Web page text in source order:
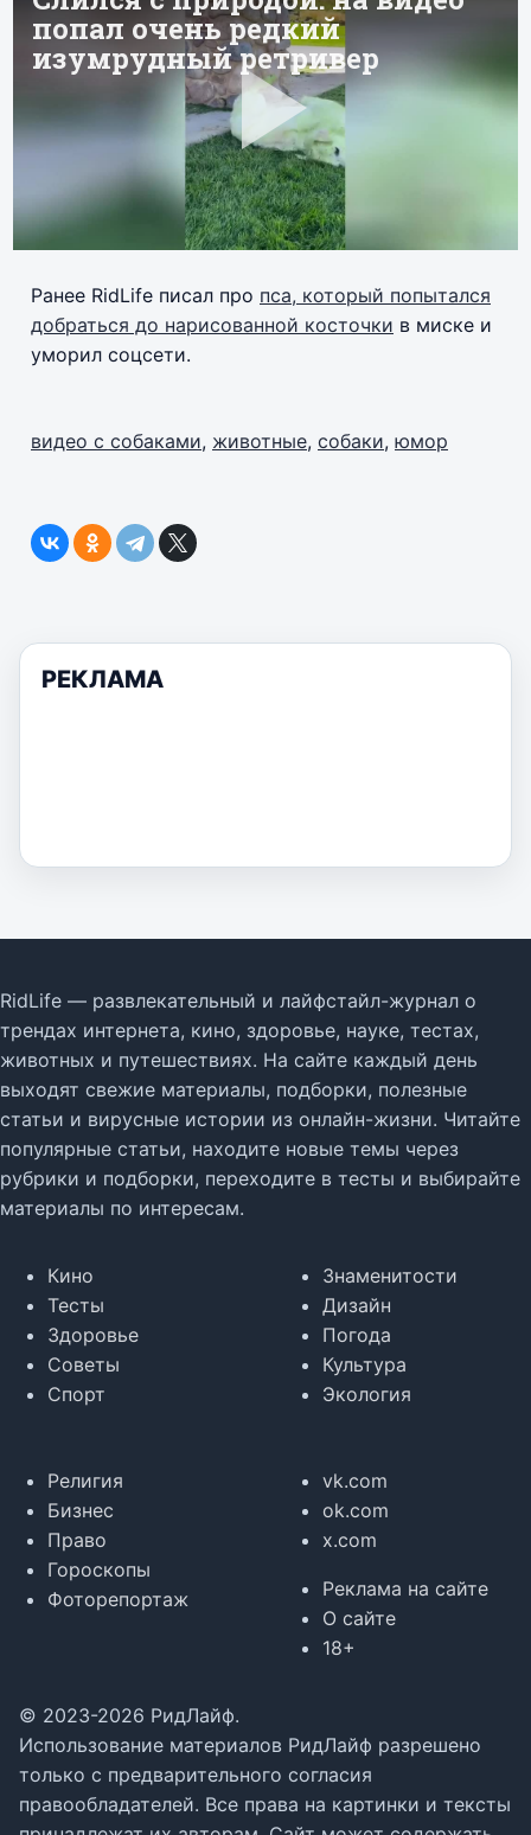
Ранее RidLife писал про пса, который попытался
добраться до нарисованной косточки в миске и
уморил соцсети.
видео с собаками, животные, собаки, юмор
РЕКЛАМА
RidLife — развлекательный и лайфстайл-журнал о
трендах интернета, кино, здоровье, науке, тестах,
животных и путешествиях. На сайте каждый день
выходят свежие материалы, подборки, полезные
статьи и вирусные истории из онлайн-жизни. Читайте
популярные статьи, находите новые темы через
рубрики и подборки, переходите в тесты и выбирайте
материалы по интересам.
Кино
Тесты
Здоровье
Советы
Спорт
Знаменитости
Дизайн
Погода
Культура
Экология
Религия
Бизнес
Право
Гороскопы
Фоторепортаж
vk.com
ok.com
x.com
Реклама на сайте
О сайте
18+
© 2023-2026 РидЛайф.
Использование материалов РидЛайф разрешено
только с предварительного согласия
правообладателей. Все права на картинки и тексты